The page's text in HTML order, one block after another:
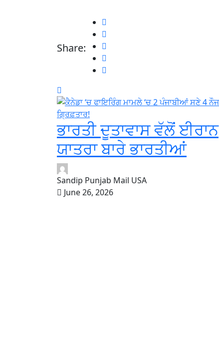
Share:
ਭਾਰਤੀ ਦੂਤਾਵਾਸ ਵੱਲੋਂ ਈਰਾਨ
ਯਾਤਰਾ ਬਾਰੇ ਭਾਰਤੀਆਂ
Sandip Punjab Mail USA
June 26, 2026